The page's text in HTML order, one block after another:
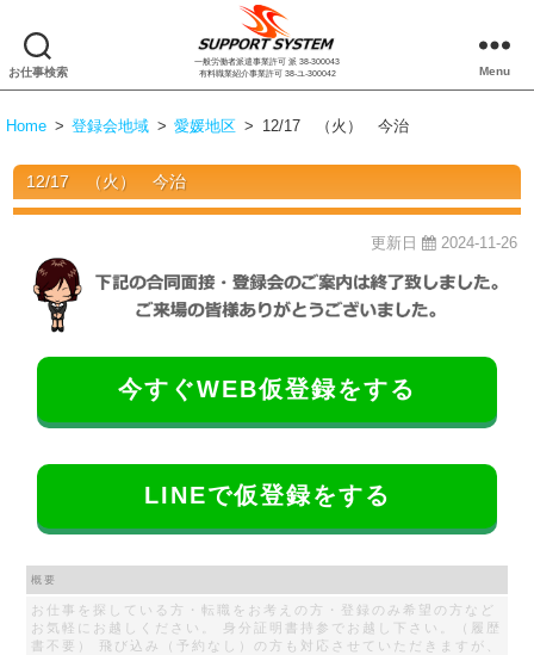
お仕事検索
株
式
会
サ
ー
ス
テ
一般労働者派遣事業許可 派 38-300043
有料職業紹介事業許可 38-ユ-300042
Menu
Home > 登録会地域 > 愛媛地区 > 12/17 （火） 今治
12/17 （火） 今治
更新日 2024-11-26
今すぐWEB仮登録をする
LINEで仮登録をする
概要
お仕事を探している方・転職をお考えの方・登録のみ希望の方など
お気軽にお越しください。 身分証明書持参でお越し下さい。（履歴
書不要） 飛び込み（予約なし）の方も対応させていただきますが、